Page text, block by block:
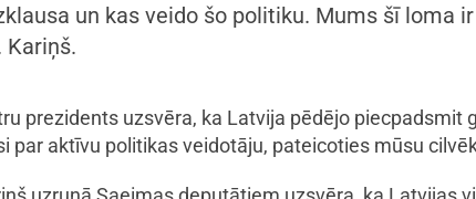
un kas veido šo politiku. Mums šī loma
Kariņš.
prezidents uzsvēra, ka Latvija pēdējo
par aktīvu politikas veidotāju, pateicoties mūsu